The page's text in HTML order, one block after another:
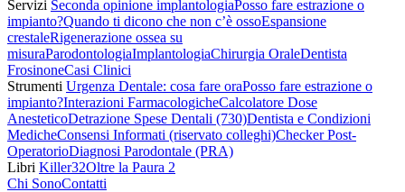
Servizi Seconda opinione implantologiaPosso fare estrazione o
impianto?Quando ti dicono che non c’è ossoEspansione
crestaleRigenerazione ossea su
misuraParodontologiaImplantologiaChirurgia OraleDentista
FrosinoneCasi Clinici
Strumenti Urgenza Dentale: cosa fare oraPosso fare estrazione o
impianto?Interazioni FarmacologicheCalcolatore Dose
AnesteticoDetrazione Spese Dentali (730)Dentista e Condizioni
MedicheConsensi Informati (riservato colleghi)Checker Post-
OperatorioDiagnosi Parodontale (PRA)
Libri Killer32Oltre la Paura 2
Chi SonoContatti